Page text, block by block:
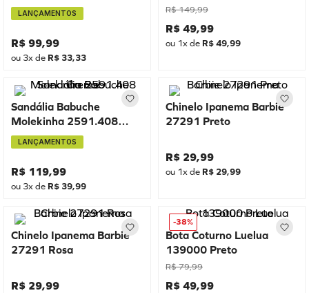
LANÇAMENTOS
R$ 99,99
ou 3x de R$ 33,33
Azul nº 23/24 29/30
31/32
R$ 149,99
R$ 49,99
ou 1x de R$49,99
Sandália Babuche
Molekinha 2591.408
Creme
LANÇAMENTOS
R$ 119,99
ou 3x de R$ 39,99
Chinelo Ipanema Barbie
27291 Preto
R$ 29,99
ou 1x de R$ 29,99
Chinelo Ipanema Barbie
27291 Rosa
R$ 29,99
-38%
Bota Coturno Luelua
139000 Preto
R$ 79,99
R$ 49,99